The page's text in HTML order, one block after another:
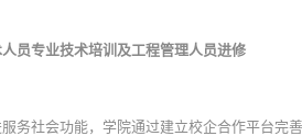
员专业技术培训及工程管理人员进修
务社会功能，学院通过建立校企合作平台